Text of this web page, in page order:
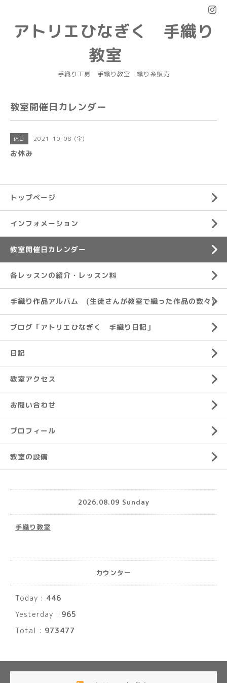
アトリエひなぎく 手織り
教室
手織り工房 手織り教室 織り糸販売
教室開催日カレンダー
休日 2021-10-08 (金)
お休み
トップページ
インフォメーション
教室開催日カレンダー
各レッスンの紹介・レッスン料
手織り作品アルバム (生徒さんが教室で織った作品の数々)
ブログ「アトリエひなぎく 手織り日記」
日記
教室アクセス
お問い合わせ
プロフィール
教室の設備
2026.08.09 Sunday
手織り教室
カウンター
Today : 446
Yesterday : 965
Total : 973477